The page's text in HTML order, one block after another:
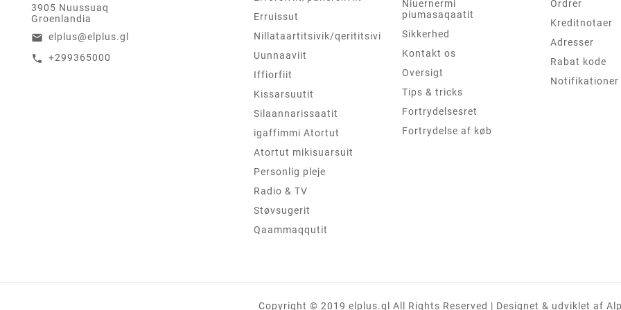
3905 Nuussuaq
Groenlandia
email elplus@elplus.gl
call +299365000
Erruissut
Nillataartitsivik/qerititsivik
Uunnaaviit
Iffiorfiit
Kissarsuutit
Silaannarissaatit
igaffimmi Atortut
Atortut mikisuarsuit
Personlig pleje
Radio & TV
Støvsugerit
Qaammaqqutit
Niuernermi
piumasaqaatit
Sikkerhed
Kontakt os
Oversigt
Tips & tricks
Fortrydelsesret
Fortrydelse af køb
Ordrer
Kreditnotaer
Adresser
Rabat kode
Notifikationer
Copyright © 2019 elplus.gl All Rights Reserved | Designet & udviklet af